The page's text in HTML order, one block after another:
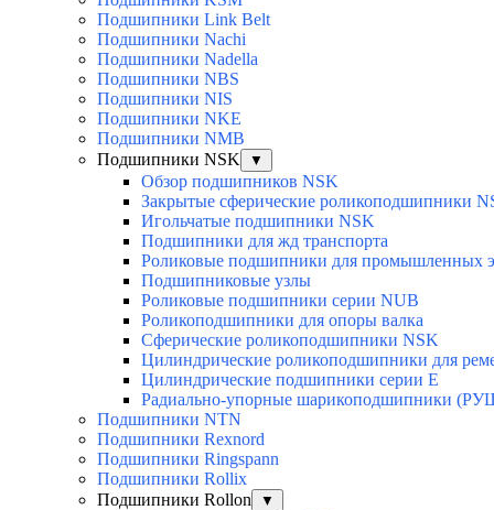
Подшипники Link Belt
Подшипники Nachi
Подшипники Nadella
Подшипники NBS
Подшипники NIS
Подшипники NKE
Подшипники NMB
Подшипники NSK
▼
Обзор подшипников NSK
Закрытые сферические роликоподшипники
Игольчатые подшипники NSK
Подшипники для жд транспорта
Роликовые подшипники для промышленных
Подшипниковые узлы
Роликовые подшипники серии NUB
Роликоподшипники для опоры валка
Сферические роликоподшипники NSK
Цилиндрические роликоподшипники для
Цилиндрические подшипники серии E
Радиально-упорные шарикоподшипники
Подшипники NTN
Подшипники Rexnord
Подшипники Ringspann
Подшипники Rollix
Подшипники Rollon
▼